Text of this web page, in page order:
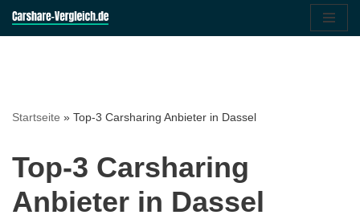
Startseite » Top-3 Carsharing Anbieter in Dassel
Top-3 Carsharing
Anbieter in Dassel